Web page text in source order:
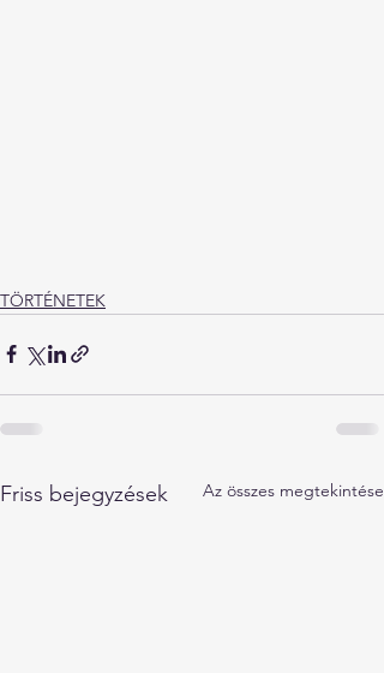
TÖRTÉNETEK
Friss bejegyzések Az összes megtekintése